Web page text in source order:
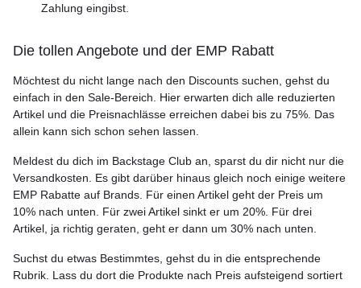
Zahlung eingibst.
Die tollen Angebote und der EMP Rabatt
Möchtest du nicht lange nach den Discounts suchen, gehst du
einfach in den Sale-Bereich. Hier erwarten dich alle reduzierten
Artikel und die Preisnachlässe erreichen dabei bis zu 75%. Das
allein kann sich schon sehen lassen.
Meldest du dich im Backstage Club an, sparst du dir nicht nur die
Versandkosten. Es gibt darüber hinaus gleich noch einige weitere
EMP Rabatte auf Brands. Für einen Artikel geht der Preis um
10% nach unten. Für zwei Artikel sinkt er um 20%. Für drei
Artikel, ja richtig geraten, geht er dann um 30% nach unten.
Suchst du etwas Bestimmtes, gehst du in die entsprechende
Rubrik. Lass du dort die Produkte nach Preis aufsteigend sortiert